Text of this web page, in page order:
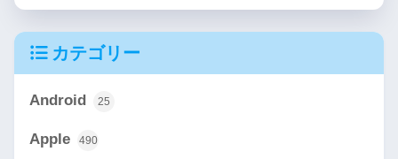
カテゴリー
Android 25
Apple 490